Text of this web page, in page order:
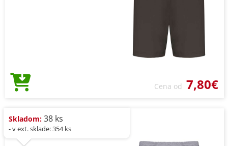
Cena od 7,80€
Skladom: 38 ks
- v ext. sklade: 354 ks